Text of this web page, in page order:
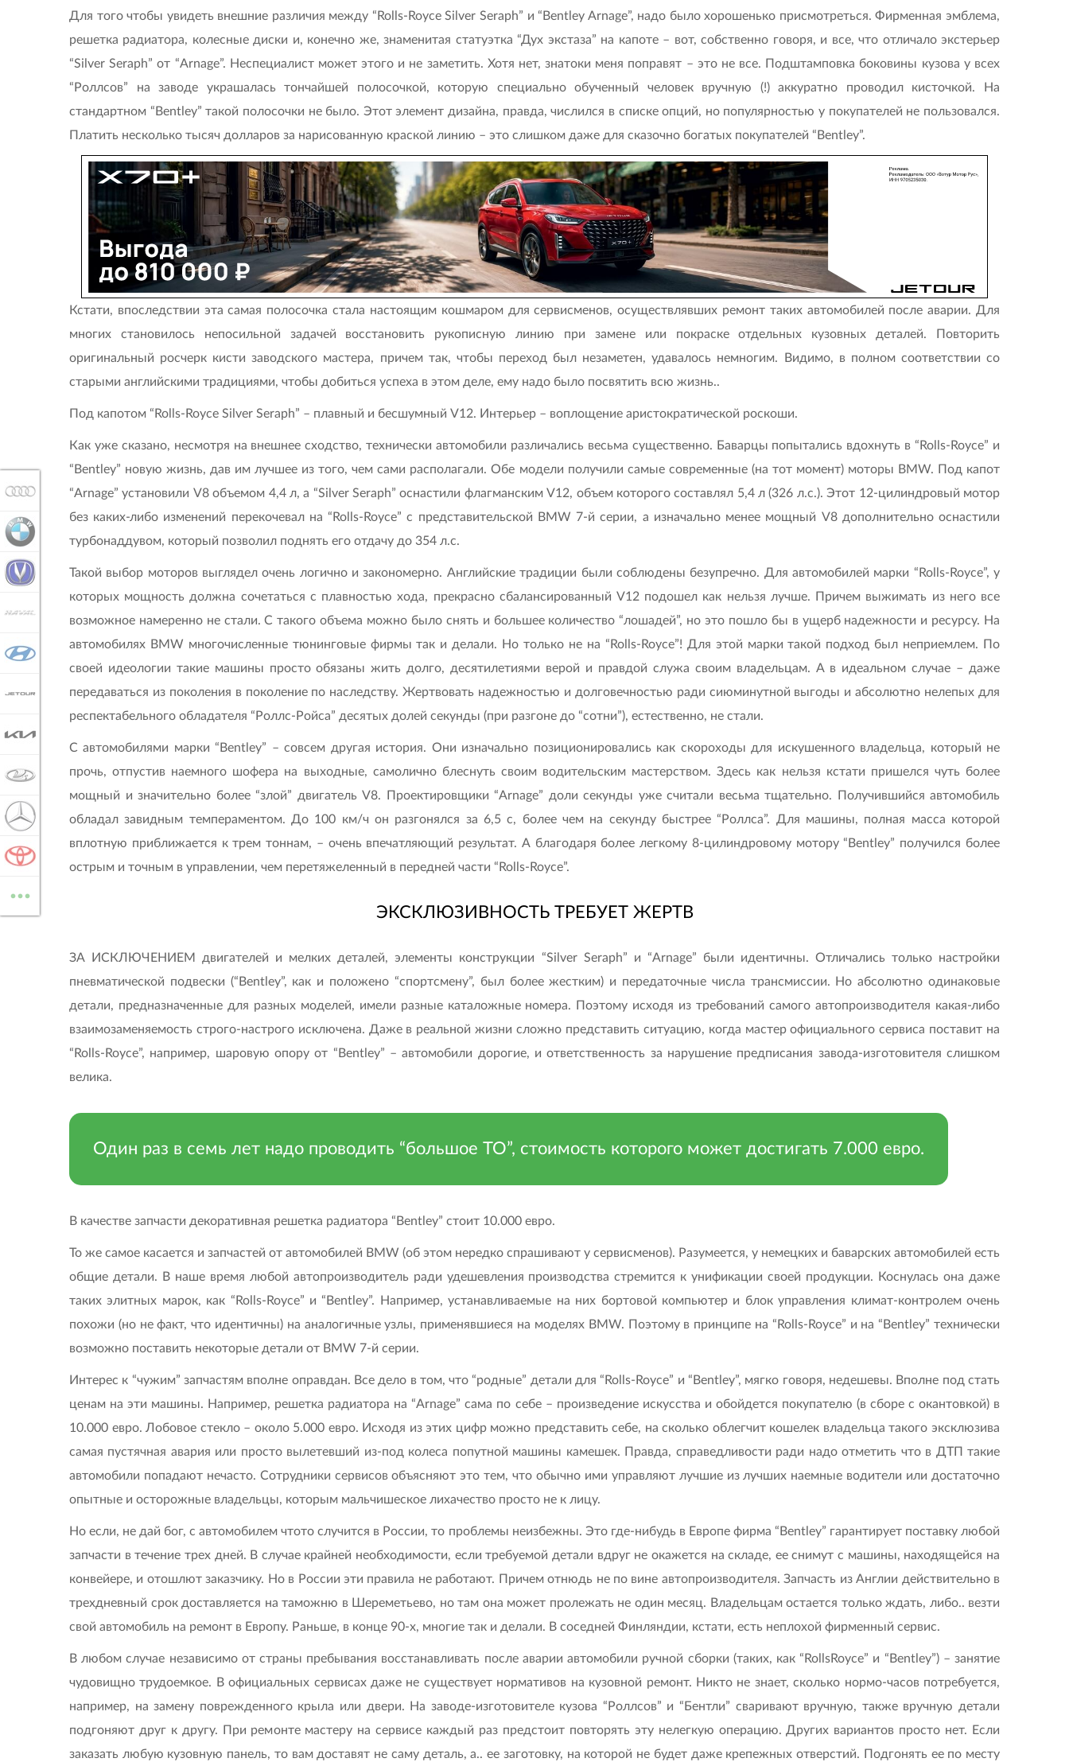
Для того чтобы увидеть внешние различия между “Rolls-Royce Silver Seraph” и “Bentley Arnage”, надо было хорошенько присмотреться. Фирменная эмблема,
решетка радиатора, колесные диски и, конечно же, знаменитая статуэтка “Дух экстаза” на капоте – вот, собственно говоря, и все, что отличало экстерьер
“Silver Seraph” от “Arnage”. Неспециалист может этого и не заметить. Хотя нет, знатоки меня поправят – это не все. Подштамповка боковины кузова у всех
“Роллсов” на заводе украшалась тончайшей полосочкой, которую специально обученный человек вручную (!) аккуратно проводил кисточкой. На
стандартном “Bentley” такой полосочки не было. Этот элемент дизайна, правда, числился в списке опций, но популярностью у покупателей не пользовался.
Платить несколько тысяч долларов за нарисованную краской линию – это слишком даже для сказочно богатых покупателей “Bentley”.
Кстати, впоследствии эта самая полосочка стала настоящим кошмаром для сервисменов, осуществлявших ремонт таких автомобилей после аварии. Для
многих становилось непосильной задачей восстановить рукописную линию при замене или покраске отдельных кузовных деталей. Повторить
оригинальный росчерк кисти заводского мастера, причем так, чтобы переход был незаметен, удавалось немногим. Видимо, в полном соответствии со
старыми английскими традициями, чтобы добиться успеха в этом деле, ему надо было посвятить всю жизнь..
Под капотом “Rolls-Royce Silver Seraph” – плавный и бесшумный V12. Интерьер – воплощение аристократической роскоши.
Как уже сказано, несмотря на внешнее сходство, технически автомобили различались весьма существенно. Баварцы попытались вдохнуть в “Rolls-Royce” и
“Bentley” новую жизнь, дав им лучшее из того, чем сами располагали. Обе модели получили самые современные (на тот момент) моторы BMW. Под капот
“Arnage” установили V8 объемом 4,4 л, а “Silver Seraph” оснастили флагманским V12, объем которого составлял 5,4 л (326 л.с.). Этот 12-цилиндровый мотор
без каких-либо изменений перекочевал на “Rolls-Royce” с представительской BMW 7-й серии, а изначально менее мощный V8 дополнительно оснастили
турбонаддувом, который позволил поднять его отдачу до 354 л.с.
Такой выбор моторов выглядел очень логично и закономерно. Английские традиции были соблюдены безупречно. Для автомобилей марки “Rolls-Royce”, у
которых мощность должна сочетаться с плавностью хода, прекрасно сбалансированный V12 подошел как нельзя лучше. Причем выжимать из него все
возможное намеренно не стали. С такого объема можно было снять и большее количество “лошадей”, но это пошло бы в ущерб надежности и ресурсу. На
автомобилях BMW многочисленные тюнинговые фирмы так и делали. Но только не на “Rolls-Royce”! Для этой марки такой подход был неприемлем. По
своей идеологии такие машины просто обязаны жить долго, десятилетиями верой и правдой служа своим владельцам. А в идеальном случае – даже
передаваться из поколения в поколение по наследству. Жертвовать надежностью и долговечностью ради сиюминутной выгоды и абсолютно нелепых для
респектабельного обладателя “Роллс-Ройса” десятых долей секунды (при разгоне до “сотни”), естественно, не стали.
С автомобилями марки “Bentley” – совсем другая история. Они изначально позиционировались как скороходы для искушенного владельца, который не
прочь, отпустив наемного шофера на выходные, самолично блеснуть своим водительским мастерством. Здесь как нельзя кстати пришелся чуть более
мощный и значительно более “злой” двигатель V8. Проектировщики “Arnage” доли секунды уже считали весьма тщательно. Получившийся автомобиль
обладал завидным темпераментом. До 100 км/ч он разгонялся за 6,5 с, более чем на секунду быстрее “Роллса”. Для машины, полная масса которой
вплотную приближается к трем тоннам, – очень впечатляющий результат. А благодаря более легкому 8-цилиндровому мотору “Bentley” получился более
острым и точным в управлении, чем перетяжеленный в передней части “Rolls-Royce”.
ЭКСКЛЮЗИВНОСТЬ ТРЕБУЕТ ЖЕРТВ
ЗА ИСКЛЮЧЕНИЕМ двигателей и мелких деталей, элементы конструкции “Silver Seraph” и “Arnage” были идентичны. Отличались только настройки
пневматической подвески (“Bentley”, как и положено “спортсмену”, был более жестким) и передаточные числа трансмиссии. Но абсолютно одинаковые
детали, предназначенные для разных моделей, имели разные каталожные номера. Поэтому исходя из требований самого автопроизводителя какая-либо
взаимозаменяемость строго-настрого исключена. Даже в реальной жизни сложно представить ситуацию, когда мастер официального сервиса поставит на
“Rolls-Royce”, например, шаровую опору от “Bentley” – автомобили дорогие, и ответственность за нарушение предписания завода-изготовителя слишком
велика.
Один раз в семь лет надо проводить “большое ТО”, стоимость которого может достигать 7.000 евро.
В качестве запчасти декоративная решетка радиатора “Bentley” стоит 10.000 евро.
То же самое касается и запчастей от автомобилей BMW (об этом нередко спрашивают у сервисменов). Разумеется, у немецких и баварских автомобилей есть
общие детали. В наше время любой автопроизводитель ради удешевления производства стремится к унификации своей продукции. Коснулась она даже
таких элитных марок, как “Rolls-Royce” и “Bentley”. Например, устанавливаемые на них бортовой компьютер и блок управления климат-контролем очень
похожи (но не факт, что идентичны) на аналогичные узлы, применявшиеся на моделях BMW. Поэтому в принципе на “Rolls-Royce” и на “Bentley” технически
возможно поставить некоторые детали от BMW 7-й серии.
Интерес к “чужим” запчастям вполне оправдан. Все дело в том, что “родные” детали для “Rolls-Royce” и “Bentley”, мягко говоря, недешевы. Вполне под стать
ценам на эти машины. Например, решетка радиатора на “Arnage” сама по себе – произведение искусства и обойдется покупателю (в сборе с окантовкой) в
10.000 евро. Лобовое стекло – около 5.000 евро. Исходя из этих цифр можно представить себе, на сколько облегчит кошелек владельца такого эксклюзива
самая пустячная авария или просто вылетевший из-под колеса попутной машины камешек. Правда, справедливости ради надо отметить что в ДТП такие
автомобили попадают нечасто. Сотрудники сервисов объясняют это тем, что обычно ими управляют лучшие из лучших наемные водители или достаточно
опытные и осторожные владельцы, которым мальчишеское лихачество просто не к лицу.
Но если, не дай бог, с автомобилем чтото случится в России, то проблемы неизбежны. Это где-нибудь в Европе фирма “Bentley” гарантирует поставку любой
запчасти в течение трех дней. В случае крайней необходимости, если требуемой детали вдруг не окажется на складе, ее снимут с машины, находящейся на
конвейере, и отошлют заказчику. Но в России эти правила не работают. Причем отнюдь не по вине автопроизводителя. Запчасть из Англии действительно в
трехдневный срок доставляется на таможню в Шереметьево, но там она может пролежать не один месяц. Владельцам остается только ждать, либо.. везти
свой автомобиль на ремонт в Европу. Раньше, в конце 90-х, многие так и делали. В соседней Финляндии, кстати, есть неплохой фирменный сервис.
В любом случае независимо от страны пребывания восстанавливать после аварии автомобили ручной сборки (таких, как “RollsRoyce” и “Bentley”) – занятие
чудовищно трудоемкое. В официальных сервисах даже не существует нормативов на кузовной ремонт. Никто не знает, сколько нормо-часов потребуется,
например, на замену поврежденного крыла или двери. На заводе-изготовителе кузова “Роллсов” и “Бентли” сваривают вручную, также вручную детали
подгоняют друг к другу. При ремонте мастеру на сервисе каждый раз предстоит повторять эту нелегкую операцию. Других вариантов просто нет. Если
заказать любую кузовную панель, то вам доставят не саму деталь, а.. ее заготовку, на которой не будет даже крепежных отверстий. Подгонять ее по месту
AUDI
CHANGAN
JETOUR
LADA
MERCEDES-BENZ
...